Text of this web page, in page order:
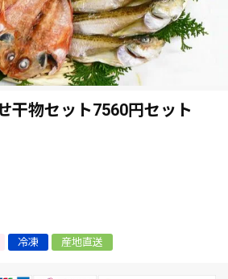
干物セット7560円セット
冷凍 産地直送